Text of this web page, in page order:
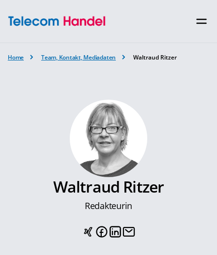
Home Team, Kontakt, Mediadaten Waltraud Ritzer
Waltraud Ritzer
Redakteurin